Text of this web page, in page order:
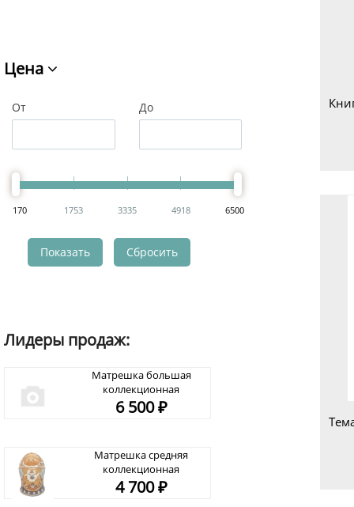
Цена
От До
170 1753 3335 4918 6500
Лидеры продаж:
Матрешка большая
коллекционная
6 500 ₽
Матрешка средняя
коллекционная
4 700 ₽